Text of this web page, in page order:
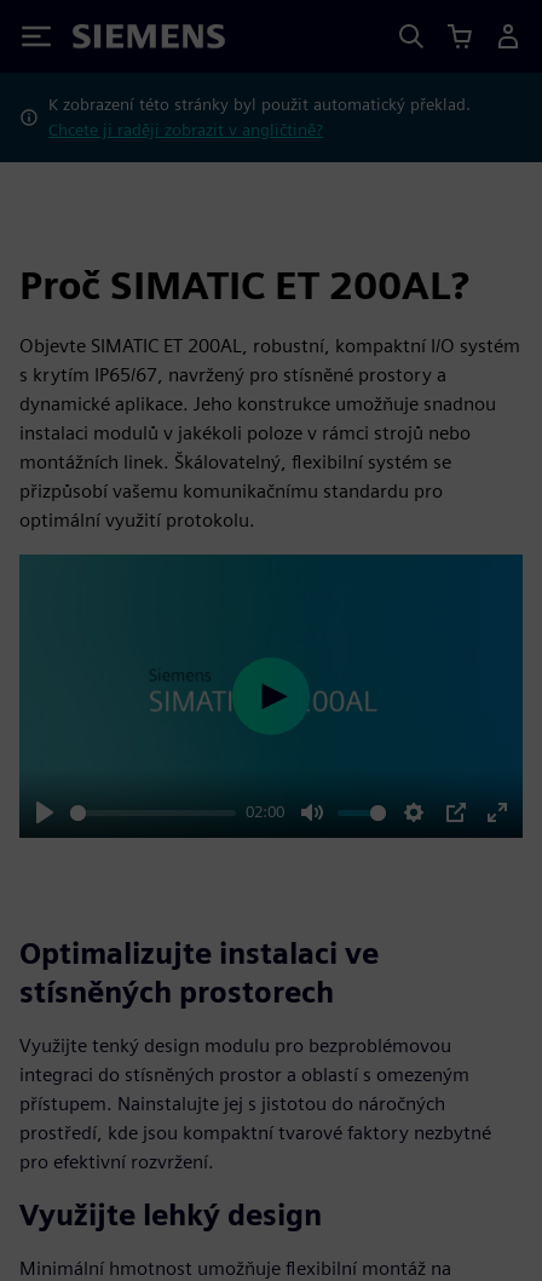
Siemens
K zobrazení této stránky byl použit automatický překlad.
Chcete ji raději zobrazit v angličtině?
Proč SIMATIC ET 200AL?
Objevte SIMATIC ET 200AL, robustní, kompaktní I/O systém
s krytím IP65/67, navržený pro stísněné prostory a
dynamické aplikace. Jeho konstrukce umožňuje snadnou
instalaci modulů v jakékoli poloze v rámci strojů nebo
montážních linek. Škálovatelný, flexibilní systém se
přizpůsobí vašemu komunikačnímu standardu pro
optimální využití protokolu.
Play
02:00
Mute Settings
PIP
Enter
Play
Optimalizujte instalaci ve
stísněných prostorech
Využijte tenký design modulu pro bezproblémovou
integraci do stísněných prostor a oblastí s omezeným
přístupem. Nainstalujte jej s jistotou do náročných
prostředí, kde jsou kompaktní tvarové faktory nezbytné
pro efektivní rozvržení.
Využijte lehký design
Minimální hmotnost umožňuje flexibilní montáž na